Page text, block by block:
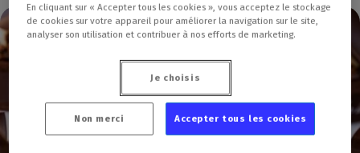
En cliquant sur « Accepter tous les cookies », vous acceptez le stockage
de cookies sur votre appareil pour améliorer la navigation sur le site,
analyser son utilisation et contribuer à nos efforts de marketing.
Je choisis
Non merci Accepter tous les cookies